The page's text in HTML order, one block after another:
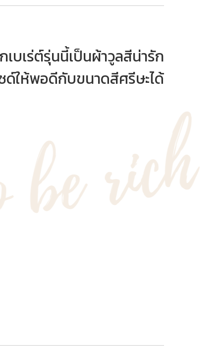
เร่ต์รุ่นนี้เป็นผ้าวูลสีน่ารัก
ด์ให้พอดีกับขนาดสีศรีษะได้